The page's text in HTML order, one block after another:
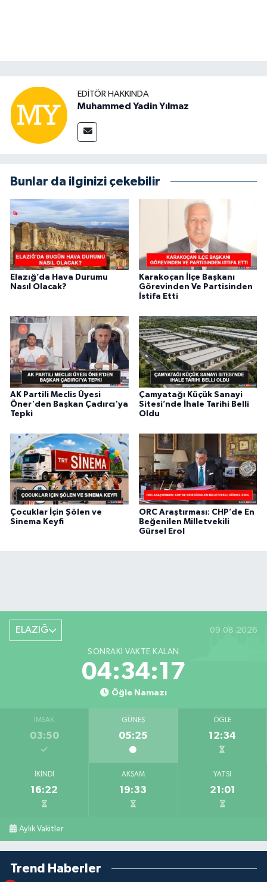
EDITÖR HAKKINDA
Muhammed Yadin Yılmaz
Bunlar da ilginizi çekebilir
Elazığ’da Hava Durumu
Nasıl Olacak?
Karakoçan İlçe Başkanı
Görevinden Ve Partisinden
İstifa Etti
AK Partili Meclis Üyesi
Öner'den Başkan Çadırcı'ya
Tepki
Çamyatağı Küçük Sanayi
Sitesi’nde İhale Tarihi Belli
Oldu
Çocuklar İçin Şölen ve
Sinema Keyfi
ORC Araştırması: CHP’de En
Beğenilen Milletvekili
Gürsel Erol
ELAZIĞ 09.08.2026
SONRAKI VAKTE KALAN
04:34:16
Öğle Namazı
İMSAK
03:50
GÜNEŞ
05:25
ÖĞLE
12:34
İKINDI
16:22
AKŞAM
19:33
YATSI
21:01
Aylık Vakitler
Trend Haberler